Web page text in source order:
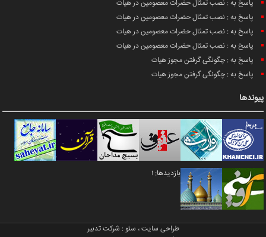
پاسخ به : نصب تمثال حضرات معصومین در هیات
پاسخ به : نصب تمثال حضرات معصومین در هیات
پاسخ به : نصب تمثال حضرات معصومین در هیات
پاسخ به : نصب تمثال حضرات معصومین در هیات
پاسخ به : چگونگی گرفتن مجوز هیات
پاسخ به : چگونگی گرفتن مجوز هیات
پیوندها
بازدیدها: 1
طراحی سایت، سئو : شرکت تدبیر